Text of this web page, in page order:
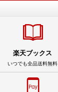
楽天ブックス
いつでも全品送料無料